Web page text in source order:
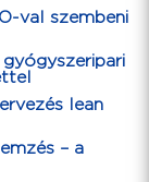
val szembeni
lean
– a